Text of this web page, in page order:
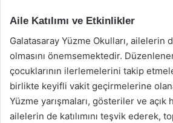
Aile Katılımı ve Etkinlikler
Galatasaray Yüzme Okulları, ailelerin
olmasını önemsemektedir.
çocuklarının ilerlemelerini takip
birlikte keyifli vakit geçirmelerine
Yüzme yarışmaları, gösteriler ve
ailelerin de katılımını teşvik ederek,